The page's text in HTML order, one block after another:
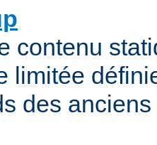
contenu
limitée
des